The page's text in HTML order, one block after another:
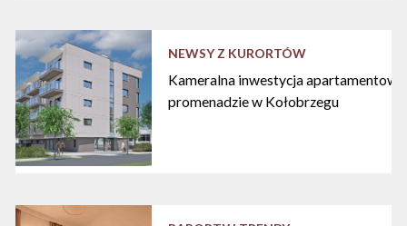
NEWSY Z KURORTÓW
Kameralna inwestycja
promenadzie w Kołobrzegu